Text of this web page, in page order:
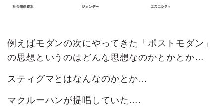
例えばモダンの次にやってきた「ポストモダン」
の思想というのはどんな思想なのかとかとか…
スティグマとはなんなのかとか…
マクルーハンが提唱していた….